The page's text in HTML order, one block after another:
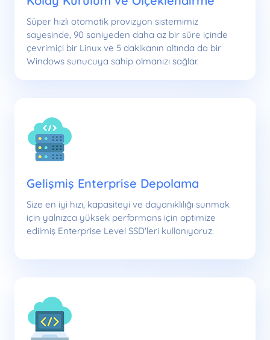
Süper hızlı otomatik provizyon sistemimiz
sayesinde, 90 saniyeden daha az bir süre içinde
çevrimiçi bir Linux ve 5 dakikanın altında da bir
Windows sunucuya sahip olmanızı sağlar.
Gelişmiş Enterprise Depolama
Size en iyi hızı, kapasiteyi ve dayanıklılığı sunmak
için yalnızca yüksek performans için optimize
edilmiş Enterprise Level SSD'leri kullanıyoruz.